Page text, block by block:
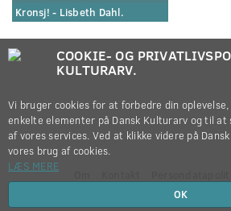
Kronsj! - Lisbeth Dahl.
Copyright © 2012-2026
COOKIE- OG
KULTURARV.
Vi bruger cookies for at forbedre din
enkelte elementer på Dansk Kulturarv og til
af vores services. Ved at klikke videre på
vores brug af cookies.
LÆS MERE
OK